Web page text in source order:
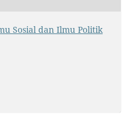
Sosial dan Ilmu Politik